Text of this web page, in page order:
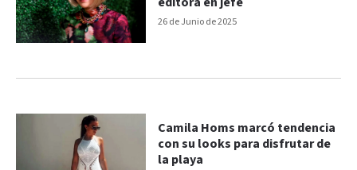
26 de Junio de 2025
Camila Homs marcó tendencia
con su looks para disfrutar de
la playa